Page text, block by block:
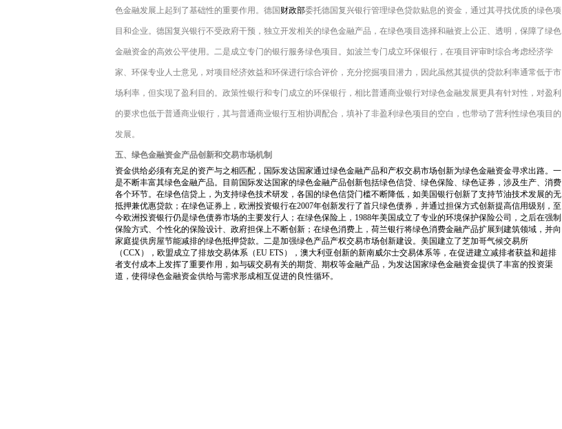
色金融发展上起到了基础性的重要作用。德国 财政部委托德国复兴银行管理绿色贷款贴息的资金，通过其寻找优质的绿色项
目和企业。德国复兴银行不受政府干预，独立开发相关的绿色金融产品，在绿色项目选择和融资上公正、透明，保障了绿色
金融资金的高效公平使用。二是成立专门的银行服务绿色项目。如波兰专门成立环保银行，在项目评审时综合考虑经济学
家、环保专业人士意见，对项目经济效益和环保进行综合评价，充分挖掘项目潜力，因此虽然其提供的贷款利率通常低于市
场利率，但实现了盈利目的。政策性银行和专门成立的环保银行，相比普通商业银行对绿色金融发展更具有针对性，对盈利
的要求也低于普通商业银行，其与普通商业银行互相协调配合，填补了非盈利绿色项目的空白，也带动了营利性绿色项目的
发展。
五、绿色金融资金产品创新和交易市场机制
资金供给必须有充足的资产与之相匹配，国际发达国家通过绿色金融产品和产权交易市场创新为绿色金融资金寻求出路。一
是不断丰富其绿色金融产品。目前国际发达国家的绿色金融产品创新包括绿色信贷、绿色保险、绿色证券，涉及生产、消费
各个环节。在绿色信贷上，为支持绿色技术研发，各国的绿色信贷门槛不断降低，如美国银行创新了支持节油技术发展的无
抵押兼优惠贷款；在绿色证券上，欧洲投资银行在2007年创新发行了首只绿色债券 ，并通过担保方式创新提高信用级别，至
今欧洲投资银行仍是绿色债券市场的主要发行人；在绿色保险上，1988年美国成立了专业的环境保护保险公司，之后在强制
保险方式、个性化的保险设计、政府担保上不断创新；在绿色消费上，荷兰银行将绿色消费金融产品扩展到建筑领域，并向
家庭提供房屋节能减排的绿色抵押贷款。二是加强绿色产品产权交易市场创新建设。美国建立了芝加哥气候交易所
（CCX），欧盟成立了排放交易体系（EU ETS），澳大利亚创新的新南威尔士交易体系等，在促进建立减排者获益和超排
者支付成本上发挥了重要作用，如与碳交易有关的期货、期权等金融产品，为发达国家绿色金融资金提供了丰富的投资渠
道，使得绿色金融资金供给与需求形成相互促进的良性循环。